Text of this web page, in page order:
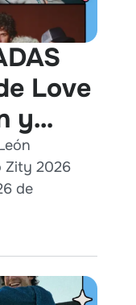
Love
y
Zity 2026
de